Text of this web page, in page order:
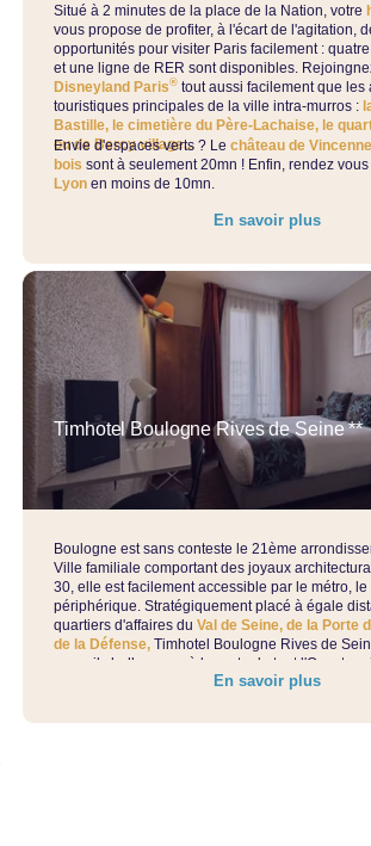
Situé à 2 minutes de la place de la Nation, votre
vous propose de profiter, à l'écart de l'agitation,
opportunités pour visiter Paris facilement :
et une ligne de RER sont disponibles.
Disneyland Paris® tout aussi facilement que les
touristiques principales de la ville intra-murros :
Bastille, le cimetière du Père-Lachaise, le
ou de Bercy village...
Envie d'espaces verts ? Lechâteau de
bois sont à seulement 20mn ! Enfin, rendez
Lyon en moins de 10mn.
En savoir plus
Timhotel Boulogne Rives de Seine **
Boulogne est sans conteste le 21ème
Ville familiale comportant des joyaux
30, elle est facilement accessible par le métro, le
périphérique. Stratégiquement placé à égale
quartiers d'affaires duVal de Seine, de la Porte
de la Défense,Timhotel Boulogne Rives de
accueil chalheureux à la porte de tout l'Ouest
En savoir plus